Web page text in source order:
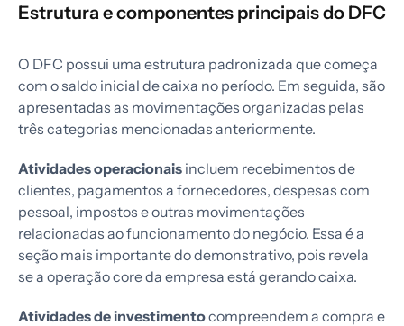
Estrutura e componentes principais do DFC
O DFC possui uma estrutura padronizada que começa
com o saldo inicial de caixa no período. Em seguida, são
apresentadas as movimentações organizadas pelas
três categorias mencionadas anteriormente.
Atividades operacionais incluem recebimentos de
clientes, pagamentos a fornecedores, despesas com
pessoal, impostos e outras movimentações
relacionadas ao funcionamento do negócio. Essa é a
seção mais importante do demonstrativo, pois revela
se a operação core da empresa está gerando caixa.
Atividades de investimentocompreendem a compra e